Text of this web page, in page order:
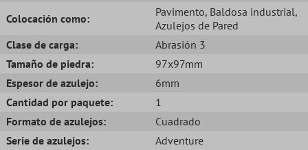
Colocación como:
Pavimento, Baldosa industrial,
Azulejos de Pared
Clase de carga:
Abrasión 3
Tamaño de piedra:
97x97mm
Espesor de azulejo:
6mm
Cantidad por paquete:
1
Formato de azulejos:
Cuadrado
Serie de azulejos:
Adventure